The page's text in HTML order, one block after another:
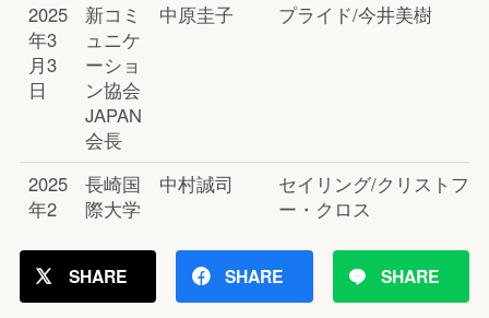
2025
年3
月3
日
新コミ
ュニケ
ーショ
ン協会
JAPAN
会長
中原圭子 プライド/今井美樹
2025
年2
日
長崎国
際大学
中村誠司
セイリング/クリストファ
ー・クロス
2025
スポー
生島淳 くちなしの丘/原田知世
SHARE SHARE SHARE